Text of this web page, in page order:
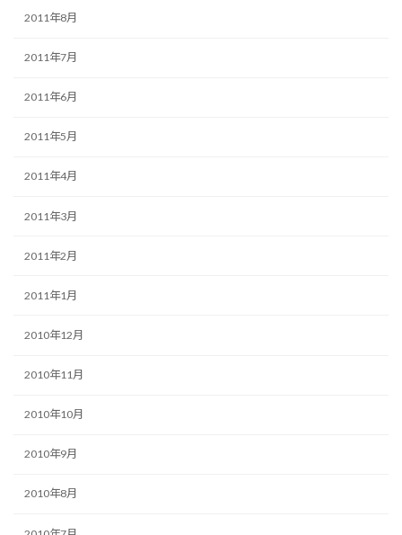
2011年8月
2011年7月
2011年6月
2011年5月
2011年4月
2011年3月
2011年2月
2011年1月
2010年12月
2010年11月
2010年10月
2010年9月
2010年8月